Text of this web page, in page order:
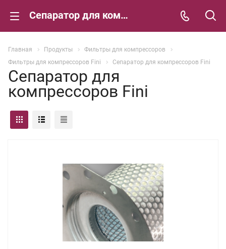
Сепаратор для компрессоров Fini
Главная Продукты
Фильтры для компрессоров
Фильтры для компрессоров Fini
Сепаратор для компрессоров Fini
Сепаратор для
компрессоров Fini